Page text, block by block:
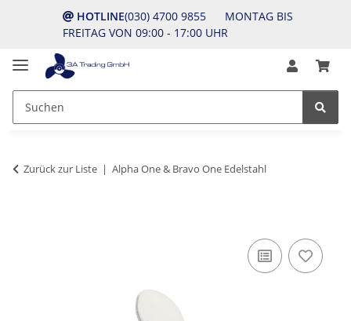
HOTLINE(030) 4700 9855 MONTAG BIS
FREITAG VON 09:00 - 17:00 UHR
Zurück zur Liste Alpha One & Bravo One Edelstahl